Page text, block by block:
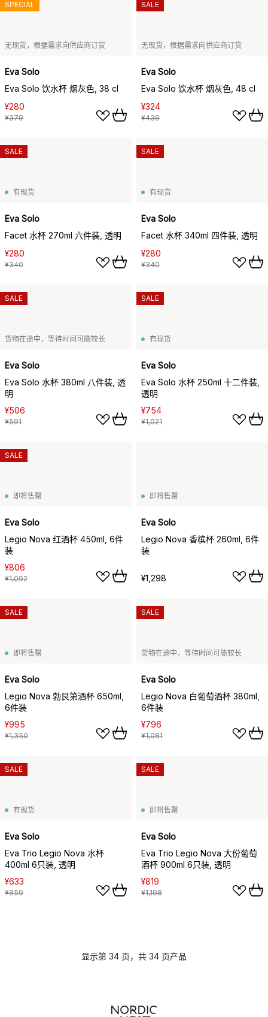
无现货，根据需求向供应商订货
Eva Solo
Eva Solo 饮水杯 烟灰色, 38 cl
¥280
¥379
SPECIAL
无现货，根据需求向供应商订货
Eva Solo
Eva Solo 饮水杯 烟灰色, 48 cl
¥324
¥439
SALE
有现货
Eva Solo
Facet 水杯 270ml 六件装, 透明
¥280
¥340
SALE
有现货
Eva Solo
Facet 水杯 340ml 四件装, 透明
¥280
¥340
SALE
货物在途中，等待时间可能较长
Eva Solo
Eva Solo 水杯 380ml 八件装, 透
明
¥506
¥591
SALE
有现货
Eva Solo
Eva Solo 水杯 250ml 十二件装,
透明
¥754
¥1,021
SALE
即将售罄
Eva Solo
Legio Nova 红酒杯 450ml, 6件
装
¥806
¥1,092
SALE
即将售罄
Eva Solo
Legio Nova 香槟杯 260ml, 6件
装
¥1,298
即将售罄
Eva Solo
Legio Nova 勃艮第酒杯 650ml,
6件装
¥995
¥1,350
SALE
货物在途中，等待时间可能较长
Eva Solo
Legio Nova 白葡萄酒杯 380ml,
6件装
¥796
¥1,081
SALE
有现货
Eva Solo
Eva Trio Legio Nova 水杯
400ml 6只装, 透明
¥633
¥859
SALE
即将售罄
Eva Solo
Eva Trio Legio Nova 大份葡萄
酒杯 900ml 6只装, 透明
¥819
¥1,108
SALE
显示第 34 页，共 34 页产品